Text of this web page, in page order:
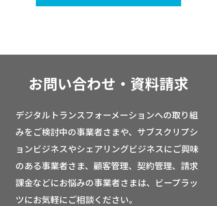
お問い合わせ・資料請求
デジタルトランスフォーメーションへの取り組
みをご検討中の事業者さまや、サブスクリプシ
ョンビジネスやシェアリングビジネスにご興味
のある事業者さま、顧客管理、契約管理、請求
課金などにお悩みの事業者さまは、ビープラッ
ツにお気軽にご相談ください。